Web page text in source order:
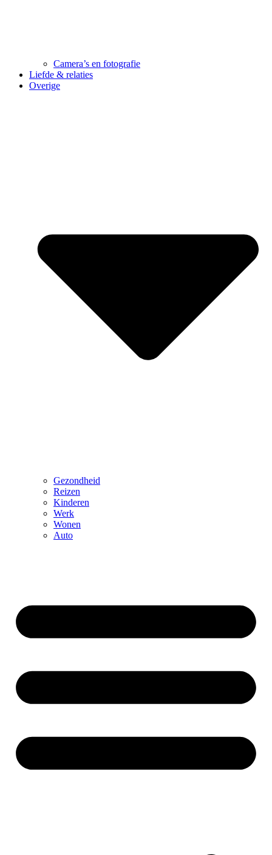
Camera’s en fotografie
Liefde & relaties
Overige
Gezondheid
Reizen
Kinderen
Werk
Wonen
Auto